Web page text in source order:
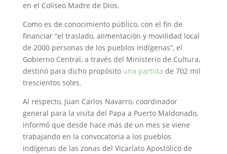
en el Coliseo Madre de Dios.
Como es de conocimiento público, con el fin de
financiar “el traslado, alimentación y movilidad local
de 2000 personas de los pueblos indígenas”, el
Gobierno Central, a través del Ministerio de Cultura,
destinó para dicho propósito una partida de 702 mil
trescientos soles.
Al respecto, Juan Carlos Navarro, coordinador
general para la visita del Papa a Puerto Maldonado,
informó que desde hace más de un mes se viene
trabajando en la convocatoria a los pueblos
indígenas de las zonas del Vicariato Apostólico de